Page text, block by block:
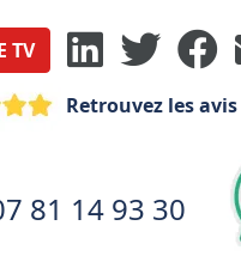
TV
Retrouvez les
81 14 93 30